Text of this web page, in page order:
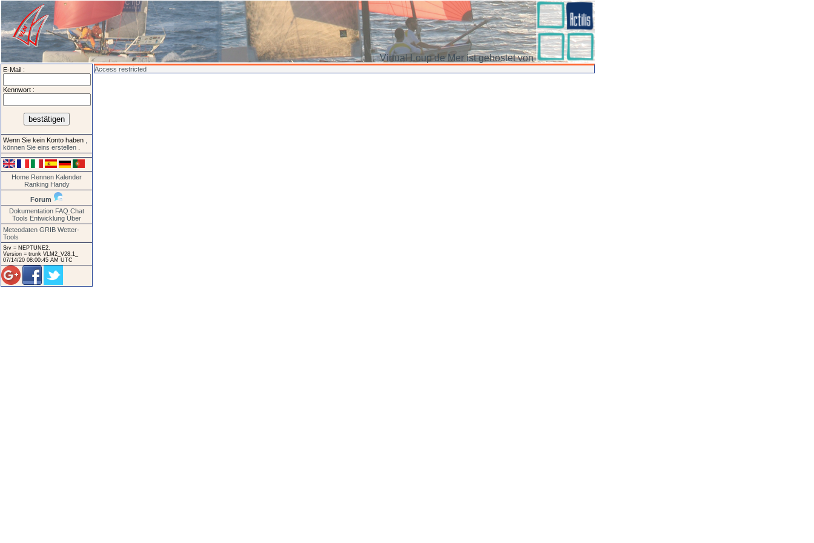
Virtual Loup de Mer ist gehostet von
E-Mail :
Kennwort :
Wenn Sie kein Konto haben
können Sie eins erstellen
Home Rennen Kalender
Ranking Handy
Forum
Dokumentation FAQ Chat
Tools Entwicklung Über
Meteodaten GRIB Wetter-
Tools
Srv = NEPTUNE2.
Version = trunk VLM2_V28.1_
07/14/20 08:00:45 AM UTC
Access restricted